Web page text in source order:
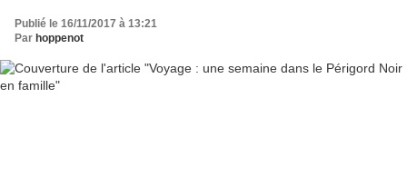
Publié le 16/11/2017 à 13:21
Par hoppenot